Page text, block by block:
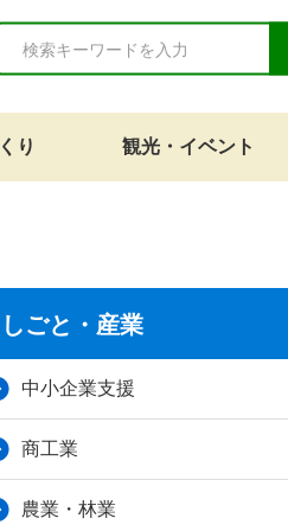
り 観光・イベント
しごと・産業
中小企業支援
商工業
農業・林業